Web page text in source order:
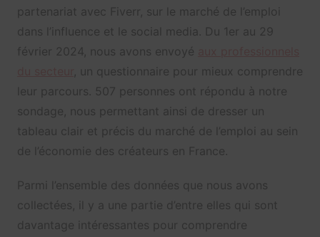
partenariat avec Fiverr, sur le marché de l’emploi
dans l’influence et le social media. Du 1er au 29
février 2024, nous avons envoyé
, un questionnaire pour mieux comprendre
leur parcours. 507 personnes ont répondu à notre
sondage, nous permettant ainsi de dresser un
tableau clair et précis du marché de l’emploi au sein
de l’économie des créateurs en France.
Parmi l’ensemble des données que nous avons
collectées, il y a une partie d’entre elles qui sont
davantage intéressantes pour comprendre